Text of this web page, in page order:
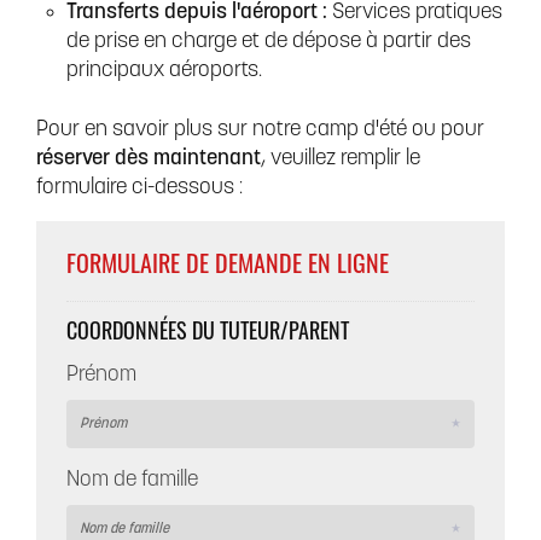
Transferts depuis l'aéroport : Services pratiques
de prise en charge et de dépose à partir des
principaux aéroports.
Pour en savoir plus sur notre camp d'été ou pour
réserver dès maintenant, veuillez remplir le
formulaire ci-dessous :
FORMULAIRE DE DEMANDE EN LIGNE
COORDONNÉES DU TUTEUR/PARENT
Prénom
Nom de famille